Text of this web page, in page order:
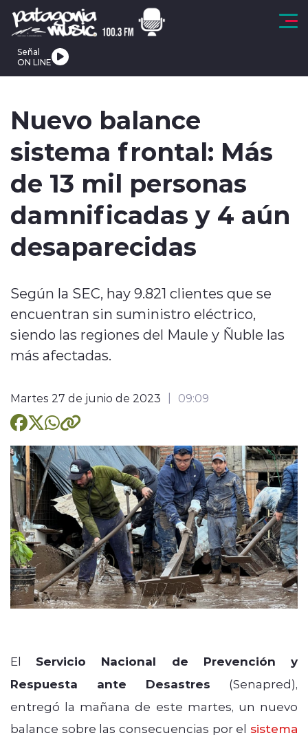
Click acá para ir directamente al contenido
Señal
ON LINE
modo claro
Nuevo balance
sistema frontal: Más
de 13 mil personas
damnificadas y 4 aún
desaparecidas
Según la SEC, hay 9.821 clientes que se
encuentran sin suministro eléctrico,
siendo las regiones del Maule y Ñuble las
más afectadas.
Martes 27 de junio de 2023 09:09
El Servicio Nacional de Prevención y
Respuesta ante Desastres (Senapred),
entregó la mañana de este martes, un nuevo
balance sobre las consecuencias por el sistema